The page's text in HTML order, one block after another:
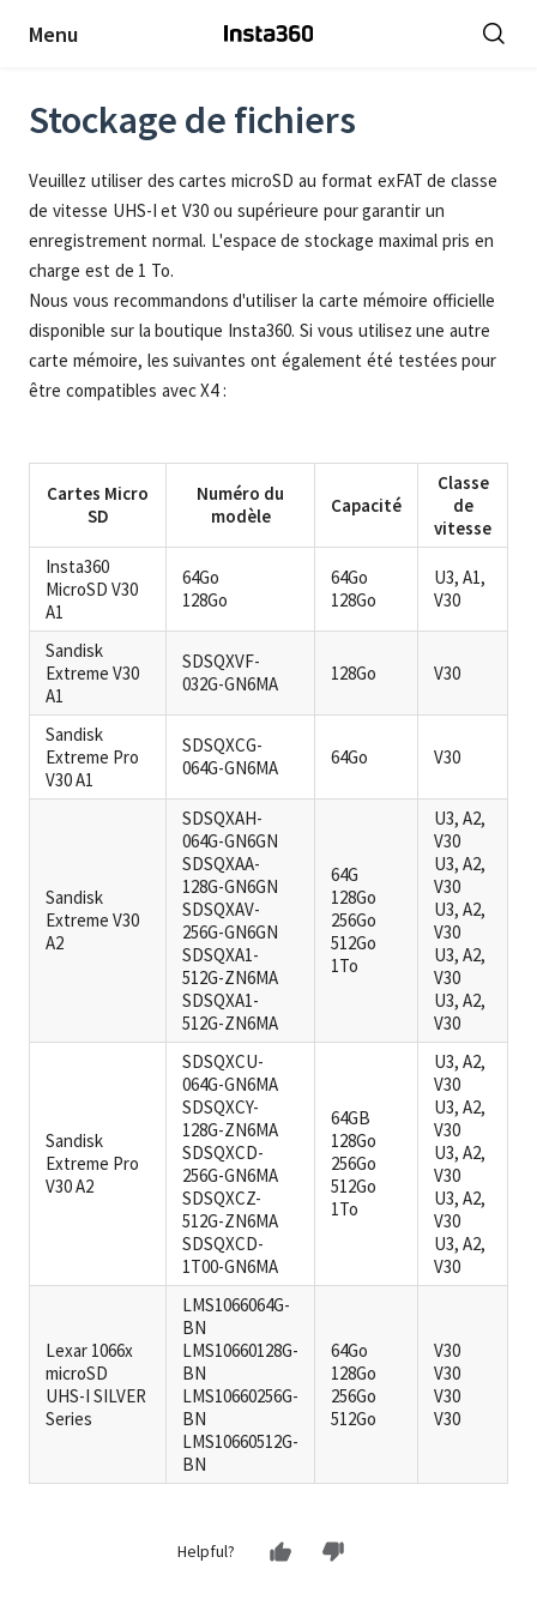
Menu
Stockage de fichiers
Veuillez utiliser des cartes microSD au format exFAT de classe
de vitesse UHS-I et V30 ou supérieure pour garantir un
enregistrement normal. L'espace de stockage maximal pris en
charge est de 1 To.
Nous vous recommandons d'utiliser la carte mémoire officielle
disponible sur la boutique Insta360. Si vous utilisez une autre
carte mémoire, les suivantes ont également été testées pour
être compatibles avec X4 :
Cartes Micro
SD
Numéro du
modèle
Capacité
Classe
de
vitesse
Insta360
MicroSD V30
A1
64Go
128Go
64Go
128Go
U3, A1,
V30
Sandisk
Extreme V30
A1
SDSQXVF-
032G-GN6MA
128Go V30
Sandisk
Extreme Pro
V30 A1
SDSQXCG-
064G-GN6MA
64Go V30
Sandisk
Extreme V30
A2
SDSQXAH-
064G-GN6GN
SDSQXAA-
128G-GN6GN
SDSQXAV-
256G-GN6GN
SDSQXA1-
512G-ZN6MA
SDSQXA1-
512G-ZN6MA
64G
128Go
256Go
512Go
1To
U3, A2,
V30
U3, A2,
V30
U3, A2,
V30
U3, A2,
V30
U3, A2,
V30
Sandisk
Extreme Pro
V30 A2
SDSQXCU-
064G-GN6MA
SDSQXCY-
128G-ZN6MA
SDSQXCD-
256G-GN6MA
SDSQXCZ-
512G-ZN6MA
SDSQXCD-
1T00-GN6MA
64GB
128Go
256Go
512Go
1To
U3, A2,
V30
U3, A2,
V30
U3, A2,
V30
U3, A2,
V30
U3, A2,
V30
Lexar 1066x
microSD
UHS-I SILVER
Series
LMS1066064G-
BN
LMS10660128G-
BN
LMS10660256G-
BN
LMS10660512G-
BN
64Go
128Go
256Go
512Go
V30
V30
V30
V30
Helpful?